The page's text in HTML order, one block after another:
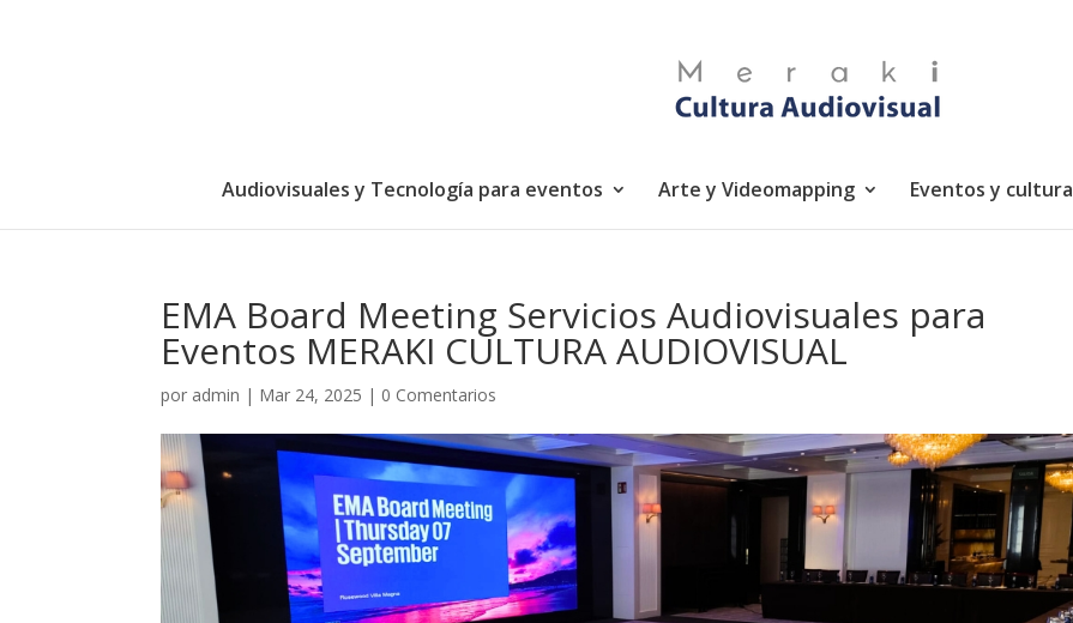
Audiovisuales y Tecnología para eventos Arte y Videomapping Eventos y cultura
EMA Board Meeting Servicios Audiovisuales para
Eventos MERAKI CULTURA AUDIOVISUAL
por admin | Mar 24, 2025 | 0 Comentarios